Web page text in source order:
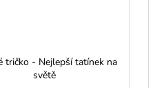
tričko - Nejlepší tatínek na
světě